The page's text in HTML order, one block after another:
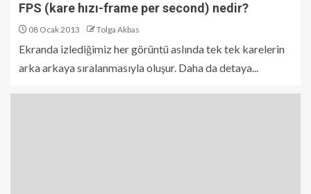
FPS (kare hızı-frame per second) nedir?
08 Ocak 2013 Tolga Akbas
Ekranda izlediğimiz her görüntü aslında tek tek karelerin
arka arkaya sıralanmasıyla oluşur. Daha da detaya...